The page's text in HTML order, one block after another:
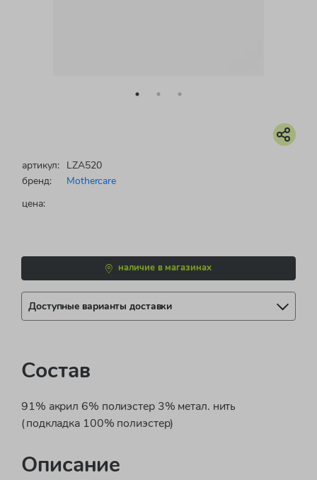
артикул: LZA520
бренд:
Mothercare
цена:
наличие в магазинах
Доступные варианты доставки
Состав
91% акрил 6% полиэстер 3% метал. нить
(подкладка 100% полиэстер)
Описание